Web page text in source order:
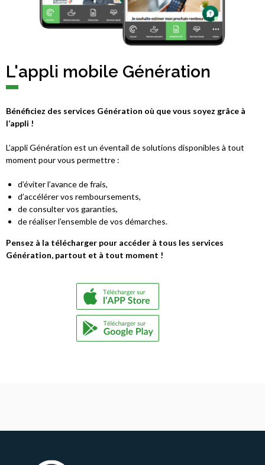
L'appli mobile Génération
Bénéficiez des services Génération où que vous soyez grâce à
l’appli !
L’appli Génération est un éventail de solutions disponibles à tout
moment pour vous permettre :
d’éviter l’avance de frais,
d’accélérer vos remboursements,
de consulter vos garanties,
de réaliser l’ensemble de vos démarches.
Pensez à la télécharger pour accéder à tous les services
Génération, partout et à tout moment !